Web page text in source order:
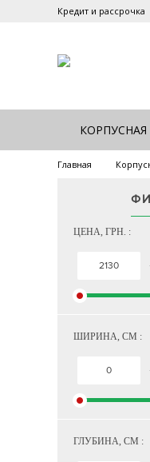
Кредит и рассрочка
КОРПУСНАЯ
Главная
ЦЕНА, ГРН. :
ШИРИНА, СМ :
ГЛУБИНА, СМ :